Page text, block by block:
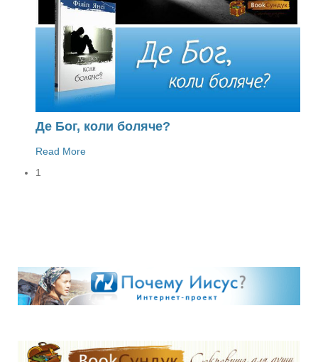
Де Бог, коли боляче?
Read More
1